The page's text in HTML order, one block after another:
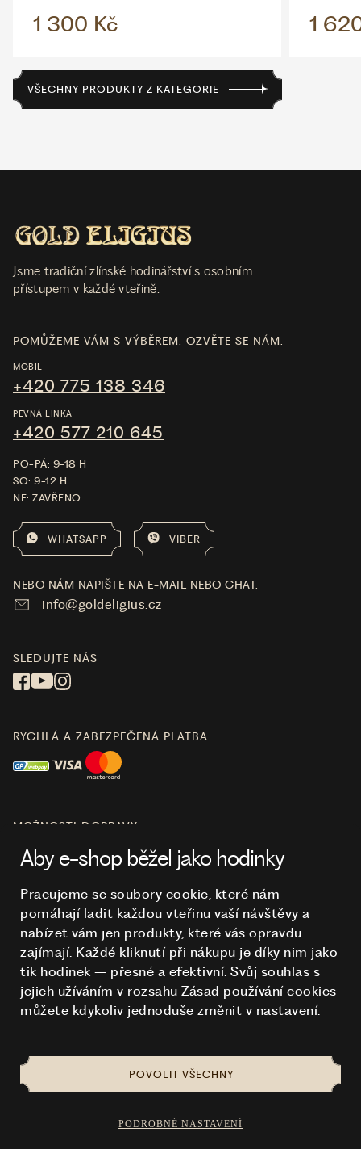
1 300 Kč 1
VŠECHNY PRODUKTY Z KATEGORIE
Jsme tradiční zlínské hodinářství s osobním
přístupem v každé vteřině.
O NÁKUPU
HODINKY
POMŮŽEME VÁM S VÝBĚREM. OZVĚTE SE NÁM.
MOBIL
+420 775 138 346
PEVNÁ LINKA
+420 577 210 645
PO-PÁ: 9-18 H
SO: 9-12 H
NE: ZAVŘENO
WHATSAPP VIBER
NEBO NÁM NAPIŠTE NA E-MAIL NEBO CHAT.
info@goldeligius.cz
SLEDUJTE NÁS
RYCHLÁ A ZABEZPEČENÁ PLATBA
MOŽNOSTI DOPRAVY
NA TOMTO WEBU STRAŠÍ
Aby e-shop běžel jako hodinky
Pracujeme se soubory cookie, které nám
pomáhají ladit každou vteřinu vaší návštěvy a
nabízet vám jen produkty, které vás opravdu
zajímají. Každé kliknutí při nákupu je díky nim jako
tik hodinek – přesné a efektivní. Svůj souhlas s
jejich užíváním v rozsahu Zásad používání cookies
můžete kdykoliv jednoduše změnit v nastavení.
POVOLIT VŠECHNY
PODROBNÉ NASTAVENÍ